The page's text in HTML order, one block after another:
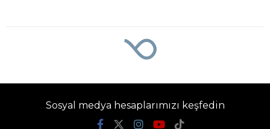
Sosyal medya hesaplarımızı keşfedin